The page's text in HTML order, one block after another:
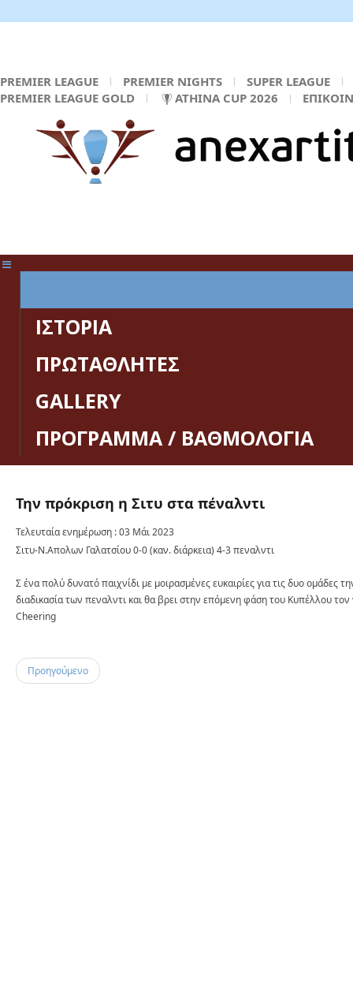
PREMIER LEAGUE PREMIER NIGHTS
SUPER LEAGUE
PREMIER LEAGUE GOLD
ATHINA CUP 2026
ΙΣΤΟΡΙΑ
ΠΡΩΤΑΘΛΗΤΕΣ
GALLERY
ΠΡΟΓΡΑΜΜΑ / ΒΑΘΜΟΛΟΓΙΑ
Την πρόκριση η Σιτυ στα πέναλντι
Τελευταία ενημέρωση : 03 Μάι 2023
Σιτυ-Ν.Απολων Γαλατσίου 0-0 (καν. διάρκεια) 4-3 πεναλντι
Σ ένα πολύ δυνατό παιχνίδι με μοιρασμένες ευκαιρίες για τις δυο ομάδες
διαδικασία των πεναλντι και θα βρει στην επόμενη φάση του Κυπέλλου τον
Cheering
Προηγούμενο